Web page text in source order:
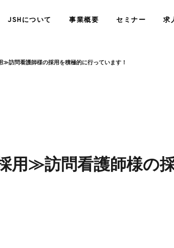
JSHについて
会社概要
事業概要
援サービス 障がい者定着支援サービス
コ
セミナー 求
訪問看護師様の採用を積極的に行っています！
用≫訪問看護師様の